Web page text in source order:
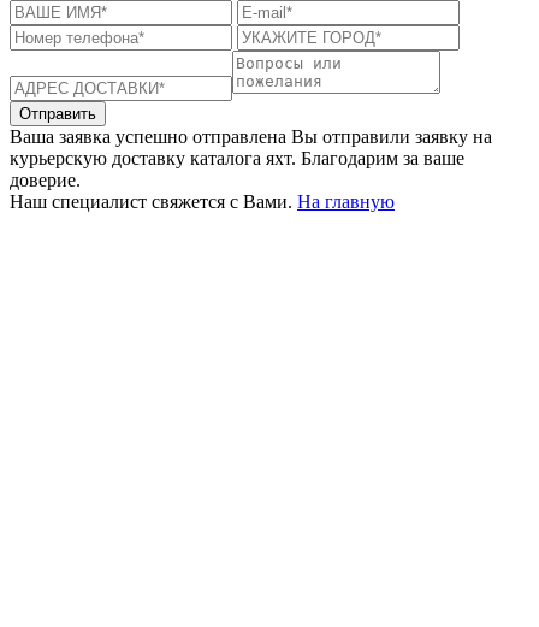
Отправить
Ваша заявка успешно отправлена Вы отправили заявку на
курьерскую доставку каталога яхт. Благодарим за ваше
доверие.
Наш специалист свяжется с Вами. На главную